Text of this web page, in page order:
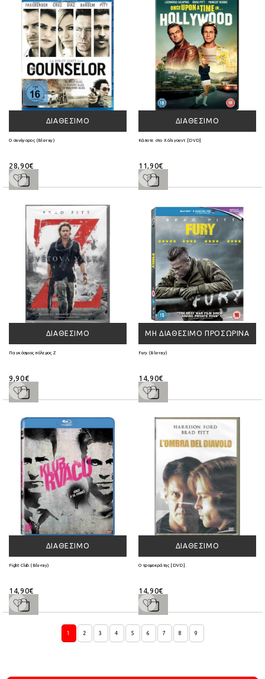
ΔΙΑΘΈΣΙΜΟ
Ο συνήγορος (Blu-ray)
28,90€
ΔΙΑΘΈΣΙΜΟ
Κάποτε στο Χόλιγουντ [DVD]
11,90€
ΔΙΑΘΈΣΙΜΟ
Παγκόσμιος πόλεμος Ζ
9,90€
ΜΗ ΔΙΑΘΈΣΙΜΟ ΠΡΟΣΩΡΙΝΆ
Fury (Blu-ray)
14,90€
ΔΙΑΘΈΣΙΜΟ
Fight Club (Blu-ray)
14,90€
ΔΙΑΘΈΣΙΜΟ
Ο τρομοκράτης [DVD]
14,90€
1 2 3 4 5 6 7 8 9